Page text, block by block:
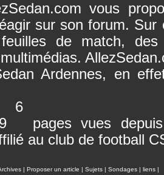
vous
sur son forum.
de match, des
Ardennes, en
pages vues
au club de football
| Proposer un article | Sujets | Sondages | liens |